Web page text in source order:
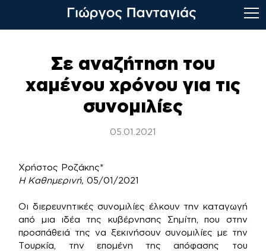
Σε αναζήτηση του
χαμένου χρόνου για τις
συνομιλίες
05.01.2021
Χρήστος Ροζάκης*
Η Καθημερινή, 05/01/2021
Οι διερευνητικές συνομιλίες έλκουν την καταγωγή
από μια ιδέα της κυβέρνησης Σημίτη, που στην
προσπάθειά της να ξεκινήσουν συνομιλίες με την
Τουρκία, την επομένη της απόφασης του